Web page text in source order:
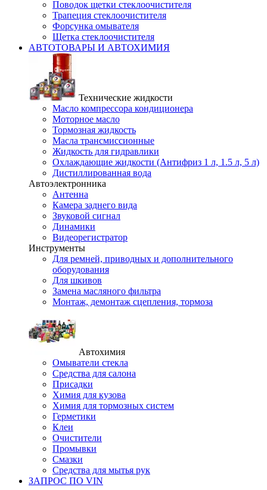
Поводок щетки стеклоочистителя
Трапеция стеклоочистителя
Форсунка омывателя
Щетка стеклоочистителя
АВТОТОВАРЫ И АВТОХИМИЯ
Технические жидкости
Масло компрессора кондиционера
Моторное масло
Тормозная жидкость
Масла трансмиссионные
Жидкость для гидравлики
Охлаждающие жидкости (Антифриз 1 л, 1.5 л, 5 л)
Дистиллированная вода
Автоэлектронника
Антенна
Камера заднего вида
Звуковой сигнал
Динамики
Видеорегистратор
Инструменты
Для ремней, приводных и дополнительного
оборудования
Для шкивов
Замена масляного фильтра
Монтаж, демонтаж сцепления, тормоза
Автохимия
Омыватели стекла
Средства для салона
Присадки
Химия для кузова
Химия для тормозных систем
Герметики
Клеи
Очистители
Промывки
Смазки
Средства для мытья рук
ЗАПРОС ПО VIN